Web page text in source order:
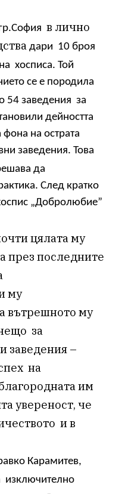
в лично
дари 10 броя
на хосписа. Той
се е породила
54 заведения за
дейността
фона на острата
заведения. Това
да
След кратко
„Добролюбие”
цялата му
през последните
му
вътрешното му
за
заведения –
на
им
увереност, че
и в
Карамитев,
изключително